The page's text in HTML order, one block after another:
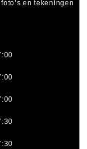
en tekeningen